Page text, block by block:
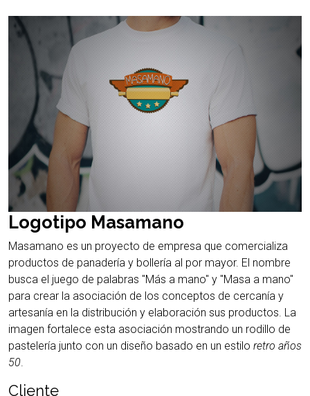
Logotipo Masamano
Masamano es un proyecto de empresa que comercializa
productos de panadería y bollería al por mayor. El nombre
busca el juego de palabras "Más a mano" y "Masa a mano"
para crear la asociación de los conceptos de cercanía y
artesanía en la distribución y elaboración sus productos. La
imagen fortalece esta asociación mostrando un rodillo de
pastelería junto con un diseño basado en un estilo retro años
50
Cliente